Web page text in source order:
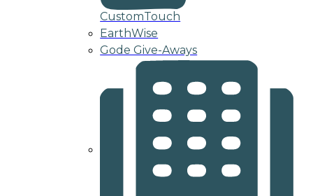
CustomTouch
EarthWise
Gode Give-Aways